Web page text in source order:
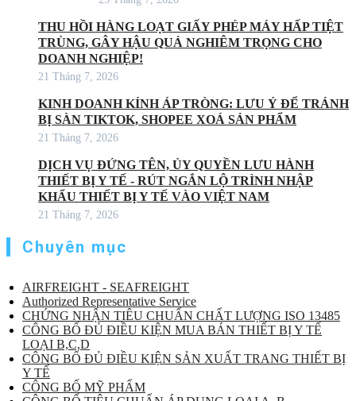
THU HỒI HÀNG LOẠT GIẤY PHÉP MÁY HẤP TIỆT
TRÙNG, GÂY HẬU QUẢ NGHIÊM TRỌNG CHO
DOANH NGHIỆP!
21 Tháng 7, 2026
KINH DOANH KÍNH ÁP TRÒNG: LƯU Ý ĐỂ TRÁNH
BỊ SÀN TIKTOK, SHOPEE XOÁ SẢN PHẨM
21 Tháng 7, 2026
DỊCH VỤ ĐỨNG TÊN, ỦY QUYỀN LƯU HÀNH
THIẾT BỊ Y TẾ - RÚT NGẮN LỘ TRÌNH NHẬP
KHẨU THIẾT BỊ Y TẾ VÀO VIỆT NAM
21 Tháng 7, 2026
Chuyên mục
AIRFREIGHT - SEAFREIGHT
Authorized Representative Service
CHỨNG NHẬN TIÊU CHUẨN CHẤT LƯỢNG ISO 13485
CÔNG BỐ ĐỦ ĐIỀU KIỆN MUA BÁN THIẾT BỊ Y TẾ
LOẠI B,C,D
CÔNG BỐ ĐỦ ĐIỀU KIỆN SẢN XUẤT TRANG THIẾT BỊ
Y TẾ
CÔNG BỐ MỸ PHẨM